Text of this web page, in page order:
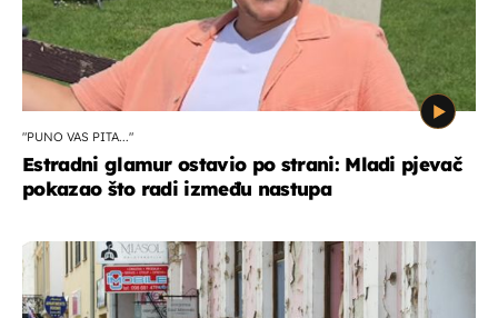
"PUNO VAS PITA..."
Estradni glamur ostavio po strani: Mladi pjevač
pokazao što radi između nastupa